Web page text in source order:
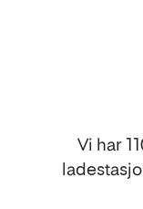
Vi har